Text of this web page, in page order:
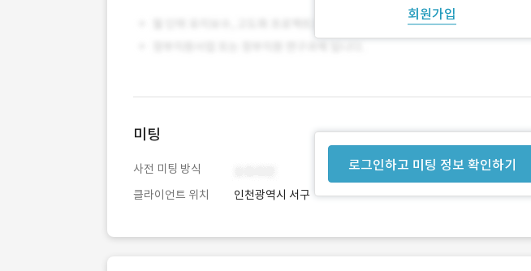
회원가입
로그인하고 미팅 정보 확인하기
미팅
사전 미팅 방식
클라이언트 위치
인천광역시 서구